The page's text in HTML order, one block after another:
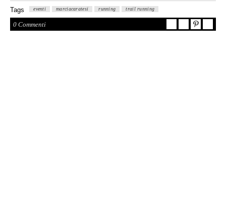
Tags eventi marciacaratesi running trail running
0 Commenti